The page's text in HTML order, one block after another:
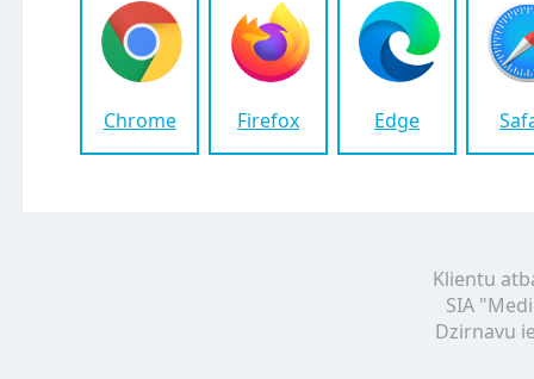
Chrome Firefox Edge
Klientu
SIA
Dzirnavu